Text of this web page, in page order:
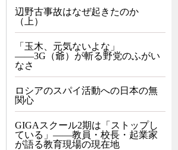
辺野古事故はなぜ起きたのか
（上）
「玉木、元気ないよな」
――3G（爺）が斬る野党のふがい
なさ
ロシアのスパイ活動への日本の無
関心
GIGAスクール2期は「ストップし
ている」——教員・校長・起業家
が語る教育現場の現在地